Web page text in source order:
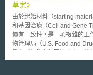
1998年8月3日，東京大學根
資，以2000萬日圓的資本額
ター」（Center for
CASTI）[8]，而CASTI就是東
技術授權的對外窗口。2004
校內研發人員的研發成果，歸
之特性為其判斷基礎，而有可
質對於生物可利用率及其於器
於過去針對食品添加物、色素
產業指引，於此應同樣被遵守
供給主管機關。而FDA也將持
性。 由FDA所發布之相關產業指引觀察，縱使FDA仍秉持美國對於奈
米科技不具危害性之基本立場
「跨太平洋夥伴協定智慧財產
本文將針對本法修法內容重
我國企業後續在專利申請策略的制定
說明及研析 本法修正重點主要有：擴大專利優惠期之適用並配套調整
先使用權的期間、導入因專利
草案》
由於起始材料（starting
和基因治療（Cell and Gene
價有一致性，是一項複雜的工
物管理局（U.S. Food and
Cellular and Gene Therapy